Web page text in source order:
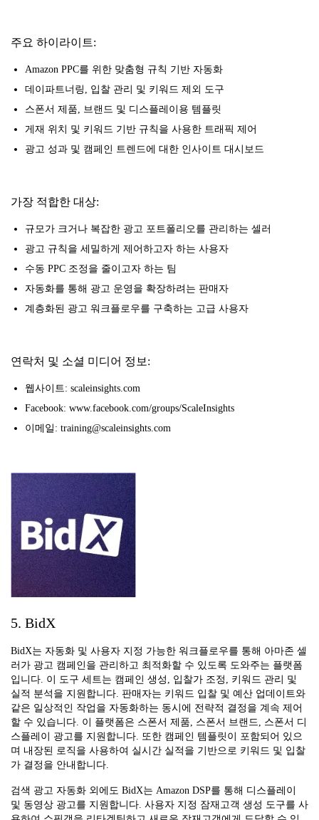
주요 하이라이트:
Amazon PPC를 위한 맞춤형 규칙 기반 자동화
데이파트너링, 입찰 관리 및 키워드 제외 도구
스폰서 제품, 브랜드 및 디스플레이용 템플릿
게재 위치 및 키워드 기반 규칙을 사용한 트래픽 제어
광고 성과 및 캠페인 트렌드에 대한 인사이트 대시보드
가장 적합한 대상:
규모가 크거나 복잡한 광고 포트폴리오를 관리하는 셀러
광고 규칙을 세밀하게 제어하고자 하는 사용자
수동 PPC 조정을 줄이고자 하는 팀
자동화를 통해 광고 운영을 확장하려는 판매자
계층화된 광고 워크플로우를 구축하는 고급 사용자
연락처 및 소셜 미디어 정보:
웹사이트: scaleinsights.com
Facebook: www.facebook.com/groups/ScaleInsights
이메일: training@scaleinsights.com
5. BidX
BidX는 자동화 및 사용자 지정 가능한 워크플로우를 통해 아마존 셀
러가 광고 캠페인을 관리하고 최적화할 수 있도록 도와주는 플랫폼
입니다. 이 도구 세트는 캠페인 생성, 입찰가 조정, 키워드 관리 및
실적 분석을 지원합니다. 판매자는 키워드 입찰 및 예산 업데이트와
같은 일상적인 작업을 자동화하는 동시에 전략적 결정을 계속 제어
할 수 있습니다. 이 플랫폼은 스폰서 제품, 스폰서 브랜드, 스폰서 디
스플레이 광고를 지원합니다. 또한 캠페인 템플릿이 포함되어 있으
며 내장된 로직을 사용하여 실시간 실적을 기반으로 키워드 및 입찰
가 결정을 안내합니다.
검색 광고 자동화 외에도 BidX는 Amazon DSP를 통해 디스플레이
및 동영상 광고를 지원합니다. 사용자 지정 잠재고객 생성 도구를 사